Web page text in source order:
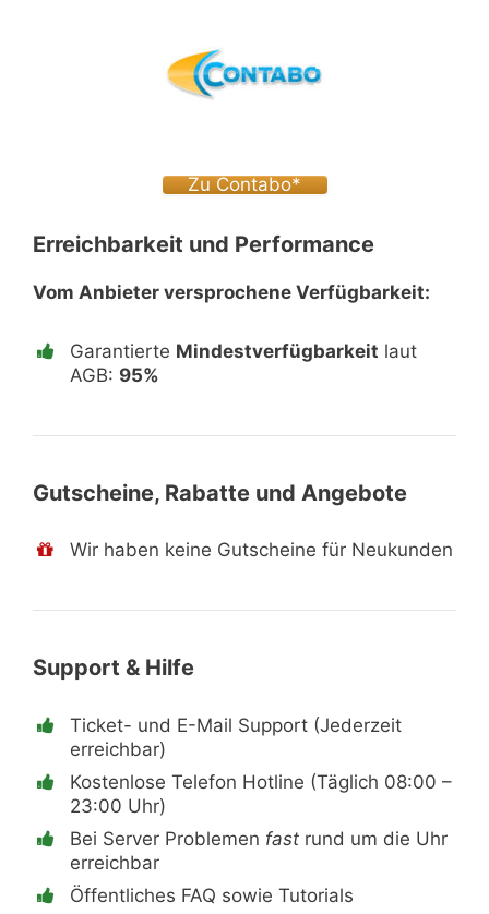
Zu Contabo*
Erreichbarkeit und Performance
Vom Anbieter versprochene Verfügbarkeit:
Garantierte Mindestverfügbarkeit laut
AGB: 95%
Gutscheine, Rabatte und Angebote
Wir haben keine Gutscheine für Neukunden
Support & Hilfe
Ticket- und E-Mail Support (Jederzeit
erreichbar)
Kostenlose Telefon Hotline (Täglich 08:00 –
23:00 Uhr)
Bei Server Problemen fast rund um die Uhr
erreichbar
Öffentliches FAQ sowie Tutorials